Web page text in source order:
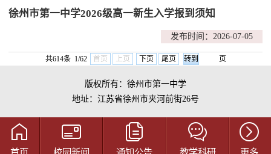
徐州市第一中学2026级高一新生入学报到须知
发布时间：2026-07-05
共614条 1/62 首页 上页 下页 尾页 页
版权所有：徐州市第一中学
地址：江苏省徐州市夹河前街26号